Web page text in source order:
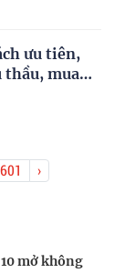
ưu tiên,
thầu, mua
601 ›
mở không